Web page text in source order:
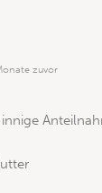
zuvor